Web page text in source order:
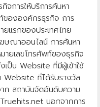
จการให้บริการค้นหา
ขององค์กรธุรกิจ การ
แรกของประเทศไทย
ษณาออนไลน์ การค้นหา
ายเลขโทรศัพท์ของธุรกิจ
ป็น Website ที่มีผู้เข้าใช้
Website ที่ได้รับรางวัล
าก สถาบันจัดอันดับความ
นอกจากการ